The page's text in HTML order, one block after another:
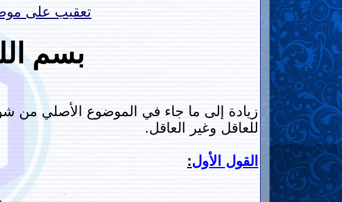
تعقيب على
بسم
زيادة إلى ما جاء في الموضوع الأصلي من
للعاقل وغير العاقل.
القول الأول: